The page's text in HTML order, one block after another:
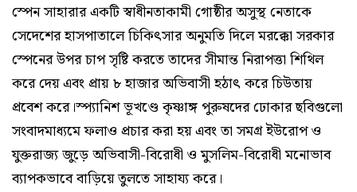
স্পেন সাহারার একটি স্বাধীনতাকামী গোষ্ঠীর অসুস্থ নেতাকে
সেদেশের হাসপাতালে চিকিৎসার অনুমতি দিলে মরক্কো সরকার
স্পেনের উপর চাপ সৃষ্টি করতে তাদের সীমান্ত নিরাপত্তা শিথিল
করে দেয় এবং প্রায় ৮ হাজার অভিবাসী হঠাৎ করে চিউতায়
প্রবেশ করে।স্প্যানিশ ভূখণ্ডে কৃষ্ণাঙ্গ পুরুষদের ঢোকার ছবিগুলো
সংবাদমাধ্যমে ফলাও প্রচার করা হয় এবং তা সমগ্র ইউরোপ ও
যুক্তরাজ্য জুড়ে অভিবাসী-বিরোধী ও মুসলিম-বিরোধী মনোভাব
ব্যাপকভাবে বাড়িয়ে তুলতে সাহায্য করে।